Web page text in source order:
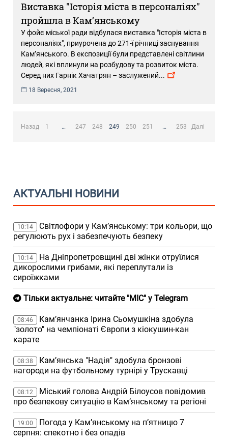
Виставка "Історія міста в персоналіях"
пройшла в Кам’янському
У фойє міської ради відбулася виставка "Історія міста в
персоналіях", приурочена до 271-ї річниці заснування
Кам’янського. В експозиції були представлені світлини
людей, які вплинули на розбудову та розвиток міста.
Серед них Гарнік Хачатрян – заслужений...
18 Вересня, 2021
записів
Назад 1 … 247 248 249 250 251 … 253 Далі
АКТУАЛЬНІ НОВИНИ
10:14
Світлофори у Кам’янському: три кольори, що
регулюють рух і забезпечують безпеку
10:14
На Дніпропетровщині дві жінки отруїлися
дикорослими грибами, які переплутали із
сироїжками
Тільки актуальне: читайте "МІС" у Telegram
08:46
Кам’янчанка Ірина Сьомушкіна здобула
"золото" на чемпіонаті Європи з кіокушин-кан
карате
08:38
Кам’янська "Надія" здобула бронзові
нагороди на футбольному турнірі у Трускавці
08:12
Міський голова Андрій Білоусов повідомив
про безпекову ситуацію в Кам’янському та регіоні
19:00
Погода у Кам’янському на п’ятницю 7
серпня: спекотно і без опадів